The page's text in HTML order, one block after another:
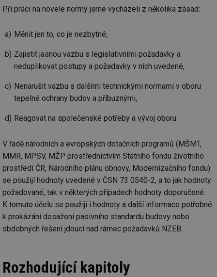
Při práci na novele normy jsme vycházeli z několika zásad:
Měnit jen to, co je nezbytné,
Zajistit jasnou vazbu s legislativními požadavky a
neduplikovat postupy a požadavky v nich uvedené,
Nenarušit vazbu s dalšími technickými normami v oboru
tepelné ochrany budov a příbuznými,
Reagovat na společenské potřeby a vývoj oboru.
V řadě národních a evropských dotačních programů (MŠMT,
MMR, MPSV, MŽP prostřednictvím Státního fondu životního
prostředí ČR, Národního plánu obnovy, Modernizačního fondu)
se použijí hodnoty uvedené v ČSN 73 0540-2, a to jak hodnoty
požadované, tak v některých případech hodnoty doporučené.
K tomuto účelu se použijí i hodnoty a další informace potřebné
k prokázání dosažení pasivního standardu budovy nebo
obdobných řešení jdoucí nad rámec požadavků NZEB.
Rozhodující kapitoly